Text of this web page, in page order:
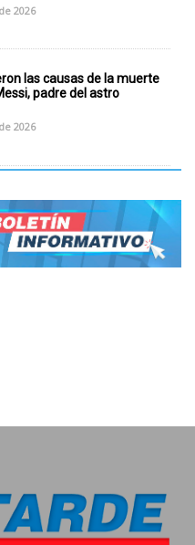
2026
las causas de la muerte
padre del astro
2026